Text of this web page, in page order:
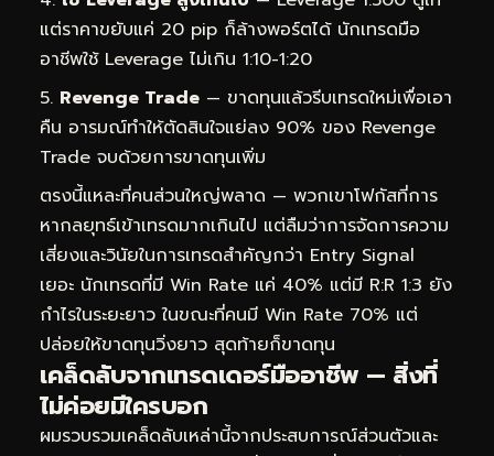
แต่ราคาขยับแค่ 20 pip ก็ล้างพอร์ตได้ นักเทรดมือ
อาชีพใช้ Leverage ไม่เกิน 1:10-1:20
Revenge Trade — ขาดทุนแล้วรีบเทรดใหม่เพื่อเอา
คืน อารมณ์ทำให้ตัดสินใจแย่ลง 90% ของ Revenge
Trade จบด้วยการขาดทุนเพิ่ม
ตรงนี้แหละที่คนส่วนใหญ่พลาด — พวกเขาโฟกัสที่การ
หากลยุทธ์เข้าเทรดมากเกินไป แต่ลืมว่าการจัดการความ
เสี่ยงและวินัยในการเทรดสำคัญกว่า Entry Signal
เยอะ นักเทรดที่มี Win Rate แค่ 40% แต่มี R:R 1:3 ยัง
กำไรในระยะยาว ในขณะที่คนมี Win Rate 70% แต่
ปล่อยให้ขาดทุนวิ่งยาว สุดท้ายก็ขาดทุน
เคล็ดลับจากเทรดเดอร์มืออาชีพ — สิ่งที่
ไม่ค่อยมีใครบอก
ผมรวบรวมเคล็ดลับเหล่านี้จากประสบการณ์ส่วนตัวและ